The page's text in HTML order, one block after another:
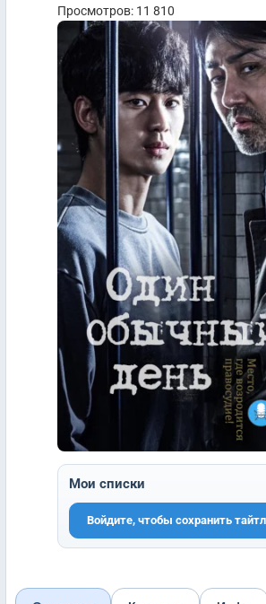
Просмотров: 11 810
Мои списки
Войдите, чтобы сохранить